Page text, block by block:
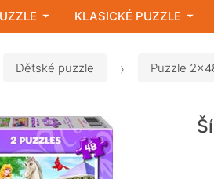
KLASICKÉ PUZZLE
Dětské puzzle Puzzle